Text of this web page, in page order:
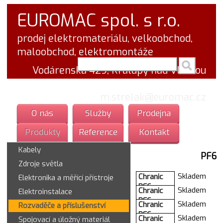
EUROMAC spol. s r.o.
prodej elektromateriálu, velkoobchod,
maloobchod, elektromontáže
Vodárenská 429, Kralupy nad Vltavou
O nás Služby
Prodejna
Produkty
Reference Kontakt
Kabely
Zdroje světla
Elektronika a měřící přístroje
Elektroinstalace
Rozvaděče a příslušenství
Spojovací a úložný materiál
PF6
Chranic
PF6-
40/2/003
286496
Moel.
Skladem
Chranic
PF6-
63/4/003
286512
Skladem
Chranic
PF6-
Skladem
Chranic
Skladem